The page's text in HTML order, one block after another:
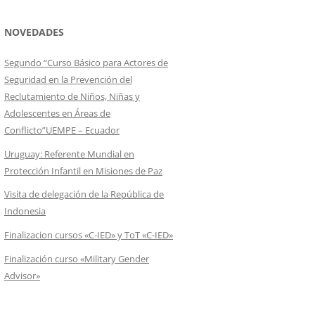
NOVEDADES
Segundo “Curso Básico para Actores de
Seguridad en la Prevención del
Reclutamiento de Niños, Niñas y
Adolescentes en Áreas de
Conflicto”UEMPE – Ecuador
Uruguay: Referente Mundial en
Protección Infantil en Misiones de Paz
Visita de delegación de la República de
Indonesia
Finalizacion cursos «C-IED» y ToT «C-IED»
Finalización curso «Military Gender
Advisor»